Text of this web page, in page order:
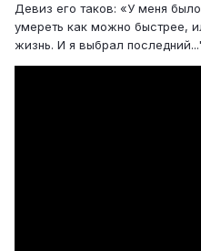
Девиз его таков: «У меня
умереть как можно быстрее,
жизнь. И я выбрал